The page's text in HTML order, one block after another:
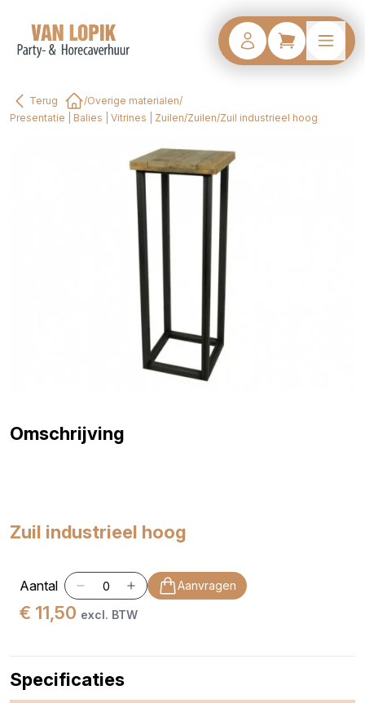
Terug
Home
/Overige materialen/
Presentatie | Balies | Vitrines | Zuilen/Zuilen/Zuil industrieel hoog
Omschrijving
Zuil industrieel hoog
Aantal Aanvragen
€ 11,50 excl. BTW
Specificaties